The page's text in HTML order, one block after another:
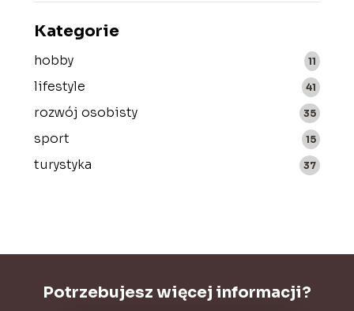
Kategorie
hobby 11
lifestyle 41
rozwój osobisty 35
sport 15
turystyka 37
Potrzebujesz więcej informacji?